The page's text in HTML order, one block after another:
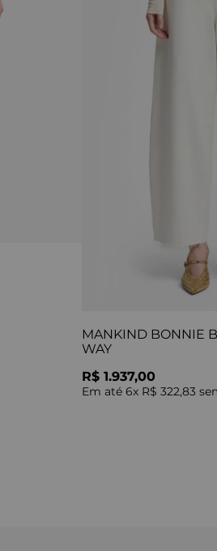
MANKIND BONNIE
WAY
R$ 1.937,00
Em até 6x R$ 322,83